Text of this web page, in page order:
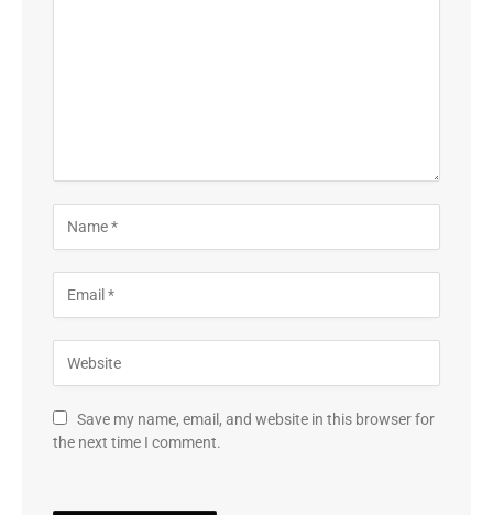
Save my name, email, and website in this browser for
the next time I comment.